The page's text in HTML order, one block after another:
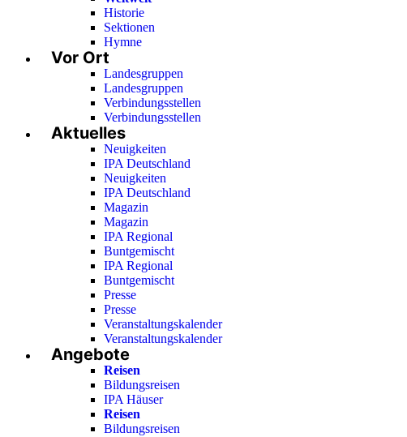
Historie
Sektionen
Hymne
Vor Ort
Landesgruppen
Landesgruppen
Verbindungsstellen
Verbindungsstellen
Aktuelles
Neuigkeiten
IPA Deutschland
Neuigkeiten
IPA Deutschland
Magazin
Magazin
IPA Regional
Buntgemischt
IPA Regional
Buntgemischt
Presse
Presse
Veranstaltungskalender
Veranstaltungskalender
Angebote
Reisen
Bildungsreisen
IPA Häuser
Reisen
Bildungsreisen